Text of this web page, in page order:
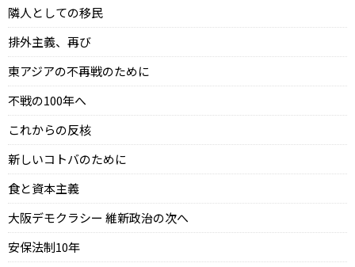
隣人としての移民
排外主義、再び
東アジアの不再戦のために
不戦の100年へ
これからの反核
新しいコトバのために
食と資本主義
大阪デモクラシー 維新政治の次へ
安保法制10年